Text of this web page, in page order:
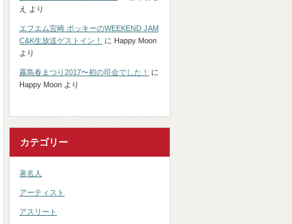
え
より
エフエム宮崎 ポッキーのWEEKEND JAM
C&K生放送ゲストイン！
に Happy Moon
より
霧島春まつり2017〜初の司会でした！
に
Happy Moon より
カテゴリー
著名人
アーティスト
アスリート